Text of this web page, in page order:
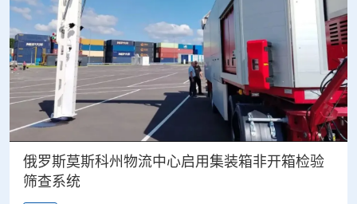
俄罗斯莫斯科州物流中心启用集装箱非开箱检验
筛查系统